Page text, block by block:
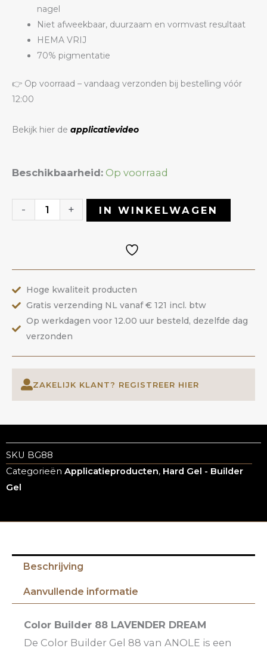
nagel
Niet afweekbaar, duurzaam en vormvast resultaat
HEMA VRIJ
70% pigmentatie
👉 Op voorraad – vandaag verzonden bij bestelling vóór
12:00
Bekijk hier de applicatievideo
Beschikbaarheid: Op voorraad
-
Color
Gel
ANOLE
aantal
+ IN WINKELWAGEN
Hoge kwaliteit producten
Gratis verzending NL vanaf € 121 incl. btw
Op werkdagen voor 12.00 uur besteld, dezelfde dag
verzonden
ZAKELIJK KLANT? REGISTREER HIER
SKU BG88
Categorieën Applicatieproducten, Hard Gel - Builder
Gel
Beschrijving
Aanvullende informatie
Color Builder 88 LAVENDER DREAM
De Color Builder Gel 88 van ANOLE is een